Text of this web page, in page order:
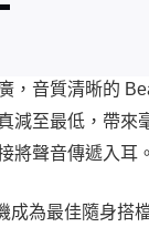
，音質清晰的
至最低，帶來
將聲音傳遞入
成為最佳隨身搭